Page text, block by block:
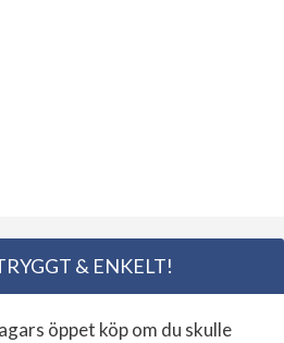
& ENKELT!
öppet köp om du skulle